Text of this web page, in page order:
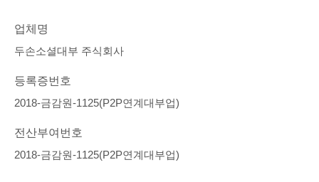
업체명
두손소셜대부 주식회사
등록증번호
2018-금감원-1125(P2P연계대부업)
전산부여번호
2018-금감원-1125(P2P연계대부업)